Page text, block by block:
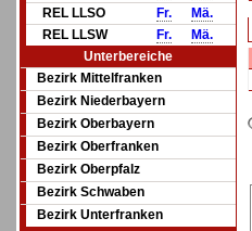
REL LLSO
Fr.
Mä.
REL LLSW
Fr.
Mä.
Unterbereiche
Bezirk Mittelfranken
Bezirk Niederbayern
Bezirk Oberbayern
Bezirk Oberfranken
Bezirk Oberpfalz
Bezirk Schwaben
Bezirk Unterfranken